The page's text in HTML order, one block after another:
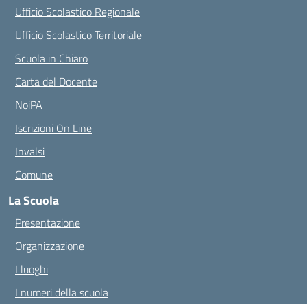
Ufficio Scolastico Regionale
Ufficio Scolastico Territoriale
Scuola in Chiaro
Carta del Docente
NoiPA
Iscrizioni On Line
Invalsi
Comune
La Scuola
Presentazione
Organizzazione
I luoghi
I numeri della scuola